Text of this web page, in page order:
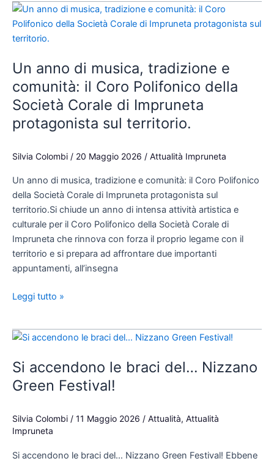
Un anno di musica, tradizione e
comunità: il Coro Polifonico della
Società Corale di Impruneta
protagonista sul territorio.
Silvia Colombi / 20 Maggio 2026 / Attualità Impruneta
Un anno di musica, tradizione e comunità: il Coro Polifonico
della Società Corale di Impruneta protagonista sul
territorio.Si chiude un anno di intensa attività artistica e
culturale per il Coro Polifonico della Società Corale di
Impruneta che rinnova con forza il proprio legame con il
territorio e si prepara ad affrontare due importanti
appuntamenti, all’insegna
Un
anno
di
tradizione
e
comunità:
il
Coro
della
Corale
di
Impruneta
protagonista
sul
territorio.
Leggi tutto »
Si accendono le braci del… Nizzano
Green Festival!
Silvia Colombi / 11 Maggio 2026 / Attualità, Attualità
Impruneta
Si accendono le braci del… Nizzano Green Festival! Ebbene
Si
le
braci
del…
Green
Festival!